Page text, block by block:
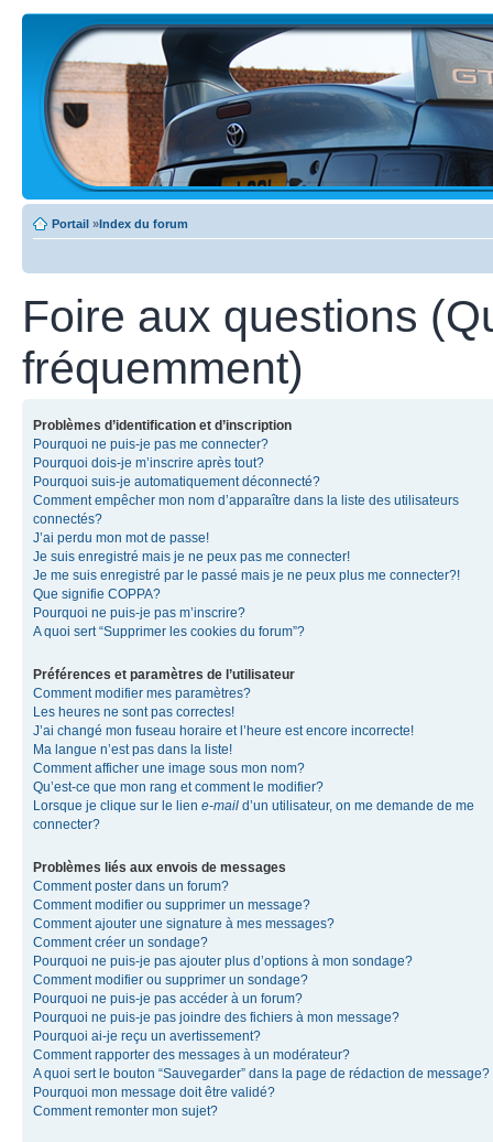
Portail »Index du forum
Foire aux questions
fréquemment)
Problèmes d’identification et d’inscription
Pourquoi ne puis-je pas me connecter?
Pourquoi dois-je m’inscrire après tout?
Pourquoi suis-je automatiquement déconnecté?
Comment empêcher mon nom d’apparaître dans la liste des utilisateurs
connectés?
J’ai perdu mon mot de passe!
Je suis enregistré mais je ne peux pas me connecter!
Je me suis enregistré par le passé mais je ne peux plus me connecter?!
Que signifie COPPA?
Pourquoi ne puis-je pas m’inscrire?
A quoi sert “Supprimer les cookies du forum”?
Préférences et paramètres de l’utilisateur
Comment modifier mes paramètres?
Les heures ne sont pas correctes!
J’ai changé mon fuseau horaire et l’heure est encore incorrecte!
Ma langue n’est pas dans la liste!
Comment afficher une image sous mon nom?
Qu’est-ce que mon rang et comment le modifier?
Lorsque je clique sur le lien e-mail d’un utilisateur, on me demande de me
connecter?
Problèmes liés aux envois de messages
Comment poster dans un forum?
Comment modifier ou supprimer un message?
Comment ajouter une signature à mes messages?
Comment créer un sondage?
Pourquoi ne puis-je pas ajouter plus d’options à mon sondage?
Comment modifier ou supprimer un sondage?
Pourquoi ne puis-je pas accéder à un forum?
Pourquoi ne puis-je pas joindre des fichiers à mon message?
Pourquoi ai-je reçu un avertissement?
Comment rapporter des messages à un modérateur?
A quoi sert le bouton “Sauvegarder” dans la page de rédaction de message?
Pourquoi mon message doit être validé?
Comment remonter mon sujet?